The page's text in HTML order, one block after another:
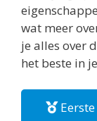
wat meer
je alles over
het beste in
Eerste